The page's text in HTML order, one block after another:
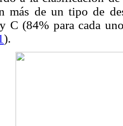
más de un tipo de
C (84% para cada
).